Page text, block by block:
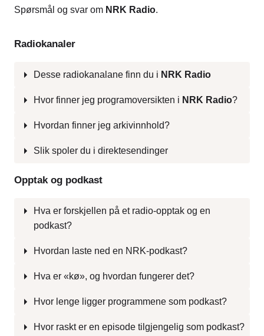
Spørsmål og svar om NRK Radio.
Radiokanaler
Desse radiokanalane finn du i NRK Radio
Hvor finner jeg programoversikten i NRK Radio?
Hvordan finner jeg arkivinnhold?
Slik spoler du i direktesendinger
Opptak og podkast
Hva er forskjellen på et radio-opptak og en
podkast?
Hvordan laste ned en NRK-podkast?
Hva er «kø», og hvordan fungerer det?
Hvor lenge ligger programmene som podkast?
Hvor raskt er en episode tilgjengelig som podkast?